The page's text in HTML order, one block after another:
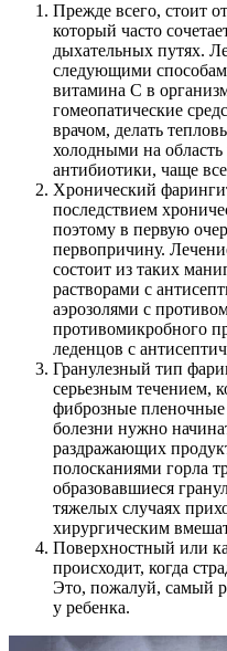
Прежде всего, стоит
который часто
дыхательных путях.
следующими
витамина С в
гомеопатические
врачом, делать
холодными на область
антибиотики, чаще
Хронический
последствием
поэтому в первую
первопричину.
состоит из таких
растворами с
аэрозолями с
противомикробного
леденцов с
Гранулезный тип
серьезным течением,
фиброзные пленочные
болезни нужно
раздражающих
полосканиями горла
образовавшиеся
тяжелых случаях
хирургическим
Поверхностный или
происходит, когда
Это, пожалуй, самый
у ребенка.